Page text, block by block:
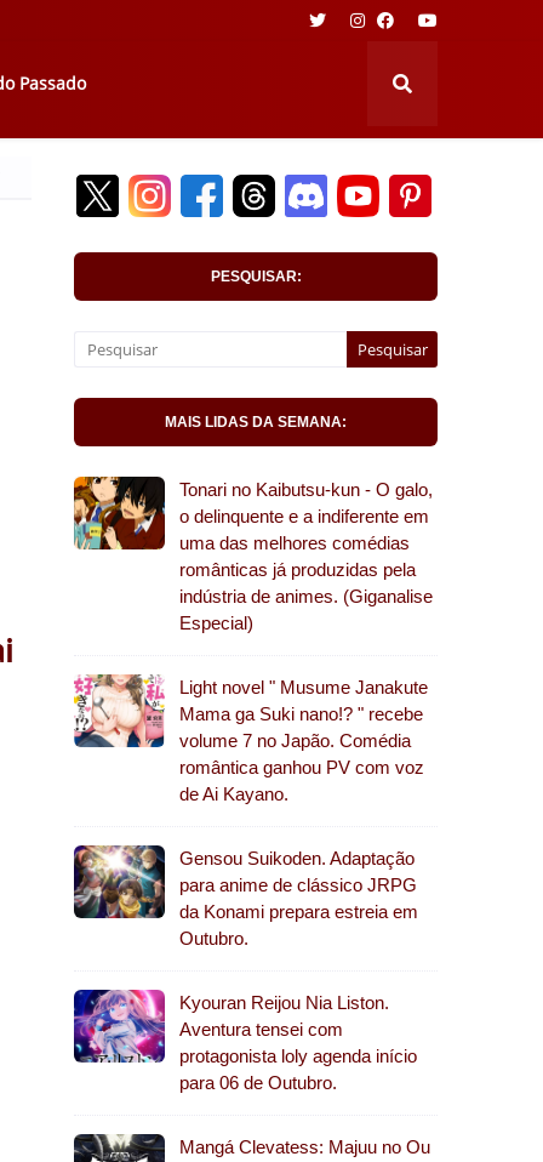
Passado
PESQUISAR:
MAIS LIDAS DA SEMANA:
Tonari no Kaibutsu-kun - O galo,
o delinquente e a indiferente em
uma das melhores comédias
românticas já produzidas pela
indústria de animes. (Giganalise
Especial)
Light novel " Musume Janakute
Mama ga Suki nano!? " recebe
volume 7 no Japão. Comédia
romântica ganhou PV com voz
de Ai Kayano.
Gensou Suikoden. Adaptação
para anime de clássico JRPG
da Konami prepara estreia em
Outubro.
Kyouran Reijou Nia Liston.
Aventura tensei com
protagonista loly agenda início
para 06 de Outubro.
Mangá Clevatess: Majuu no Ou